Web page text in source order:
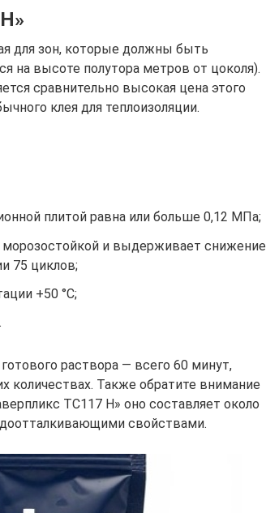
для зон, которые должны быть
на высоте полутора метров от цоколя).
сравнительно высокая цена этого
клея для теплоизоляции.
плитой равна или больше 0,12 МПа;
и выдерживает снижение
75 циклов;
+50 °C;
раствора — всего 60 минут,
количествах. Также обратите внимание
TC117 H» оно составляет около
свойствами.